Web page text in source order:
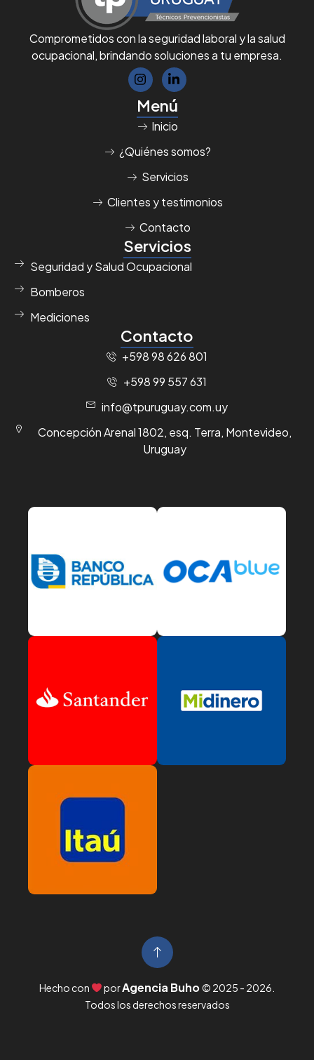
Comprometidos con la seguridad laboral y la salud
ocupacional, brindando soluciones a tu empresa.
Menú
Inicio
¿Quiénes somos?
Servicios
Clientes y testimonios
Contacto
Servicios
Seguridad y Salud Ocupacional
Bomberos
Mediciones
Contacto
+598 98 626 801
+598 99 557 631
info@tpuruguay.com.uy
Concepción Arenal 1802, esq. Terra, Montevideo,
Uruguay
Hecho con porAgencia Buho© 2025 - 2026
Todos los derechos reservados